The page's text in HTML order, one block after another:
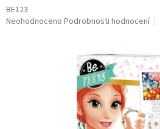
BE123
Průměrné
Neohodnoceno Podrobnosti hodnocení